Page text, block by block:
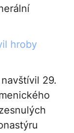
hroby
29.